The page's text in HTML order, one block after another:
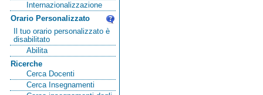
Internazionalizzazione
Orario Personalizzato
Il tuo orario personalizzato è
disabilitato
Abilita
Ricerche
Cerca Docenti
Cerca Insegnamenti